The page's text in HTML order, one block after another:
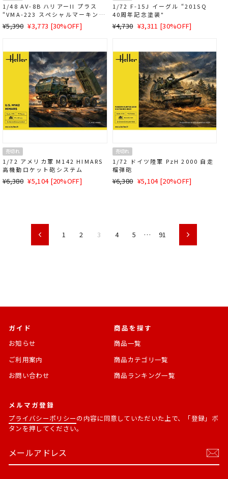
1/48 AV-8B ハリアーII プラス
“VMA-223 スペシャルマーキン
グ"
通
格
¥5,390 SALE
¥3,773 [30%OFF]
1/72 F-15J イーグル “201SQ
40周年記念塗装"
通
格
¥4,730 SALE
¥3,311 [30%OFF]
売切れ
1/72 アメリカ軍 M142 HIMARS
高機動ロケット砲システム
通
¥6,380 SALE
¥5,104 [20%OFF]
売切れ
1/72 ドイツ陸軍 PzH 2000 自走
榴弾砲
通
¥6,380 SALE
¥5,104 [20%OFF]
前 1 2 3 4 5 … 91 次
ガイド
お知らせ
ご利用案内
お問い合わせ
商品を探す
商品一覧
商品カテゴリ一覧
商品ランキング一覧
メルマガ登録
プライバシーポリシーの内容に同意していただいた上で、「登録」ボ
タンを押してください。
ー
読